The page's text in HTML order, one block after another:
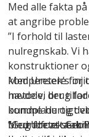
Med alle fakta
at angribe
”I forhold til
nulregnskab. Vi
konstruktioner
kompensere for
havde vi brug
bundplade og
brug for at
Med Uretek’s
metode, der
komme hurtigt
MedUretek